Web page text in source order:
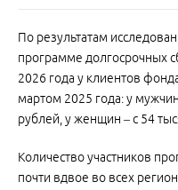
По результатам
программе долгосрочных
2026 года у клиентов
мартом 2025 года: у
рублей, у женщин – с 54
Количество участников
почти вдвое во всех